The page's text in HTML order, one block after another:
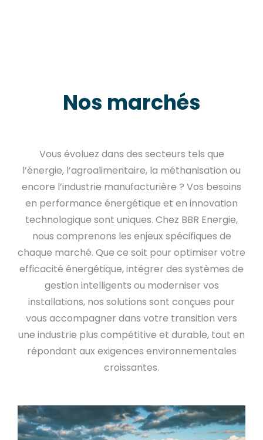
Nos marchés
Vous évoluez dans des secteurs tels que
l’énergie, l’agroalimentaire, la méthanisation ou
encore l’industrie manufacturière ? Vos besoins
en performance énergétique et en innovation
technologique sont uniques. Chez BBR Energie,
nous comprenons les enjeux spécifiques de
chaque marché. Que ce soit pour optimiser votre
efficacité énergétique, intégrer des systèmes de
gestion intelligents ou moderniser vos
installations, nos solutions sont conçues pour
vous accompagner dans votre transition vers
une industrie plus compétitive et durable, tout en
répondant aux exigences environnementales
croissantes.